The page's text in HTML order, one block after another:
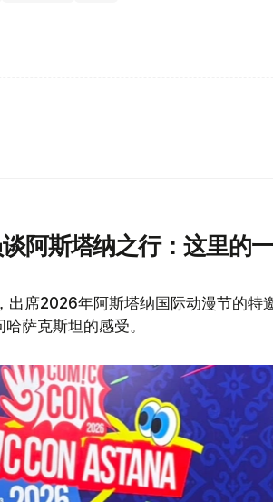
谈阿斯塔纳之行：这里的
出席2026年阿斯塔纳国际动漫节的特
萨克斯坦的感受。